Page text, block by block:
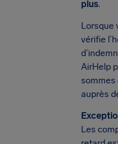
plus.
Lorsque
vérifie
AirHelp
sommes
auprès
Les